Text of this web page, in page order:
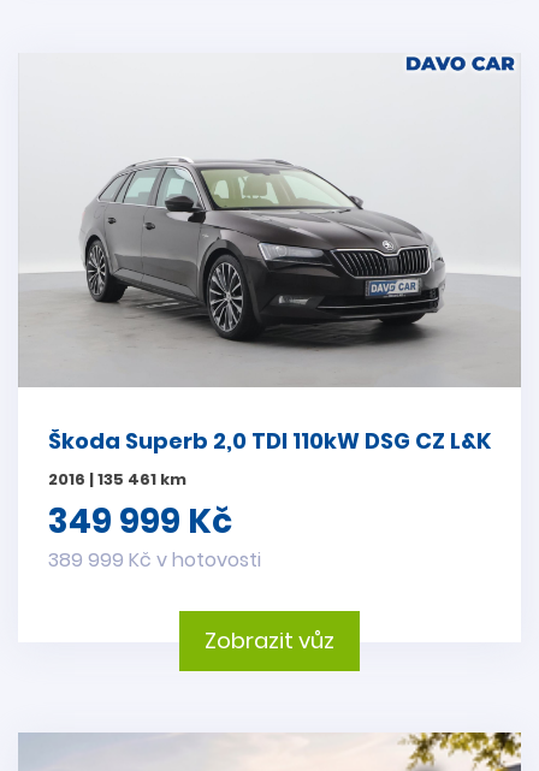
Škoda Superb 2,0 TDI 110kW DSG CZ L&K
2016 | 135 461 km
349 999 Kč
389 999 Kč v hotovosti
Zobrazit vůz